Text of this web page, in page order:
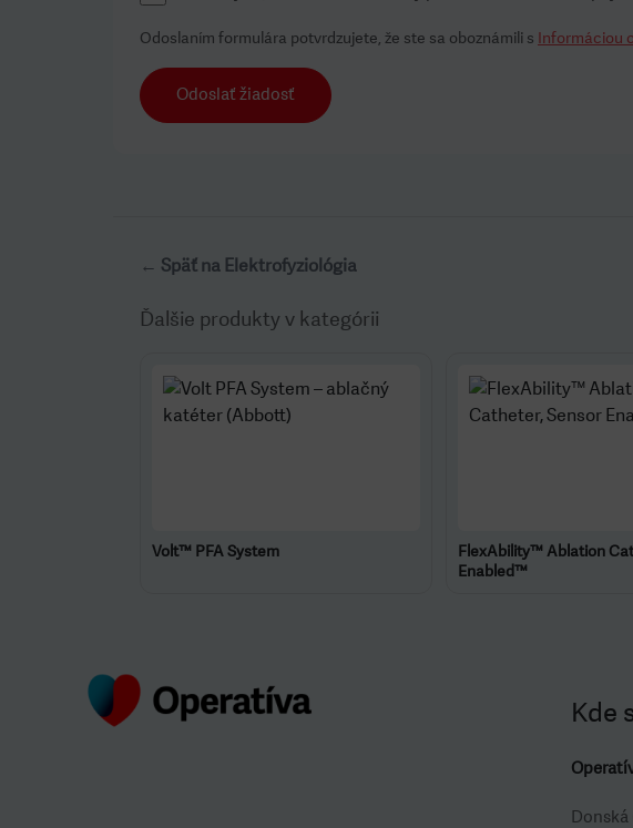
Odoslaním formulára potvrdzujete, že ste sa oboznámili s Informáciou
Odoslať žiadosť
← Späť na Elektrofyziológia
Ďalšie produkty v kategórii
Volt™ PFA System
FlexAbility™ Ablation
Enabled™
Kde
Donská